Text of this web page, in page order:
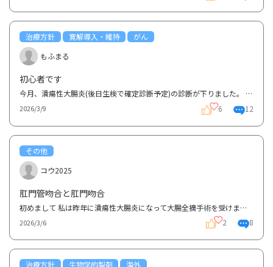
治療方針 寛解導入・維持
がん
もふまる
初心者です
今月、潰瘍性大腸炎(後日生検で確定診断予定)の診断が下りました。 今のところそんなに症状も重くな...
2026/3/9 6 12
その他
コウ2025
肛門管吻合と肛門吻合
初めまして 私は昨年に潰瘍性大腸炎になって大腸全摘手術を受けました。 手術は3回に分けて行われるた...
2026/3/6 2 8
治療方針 生物学的製剤
海外